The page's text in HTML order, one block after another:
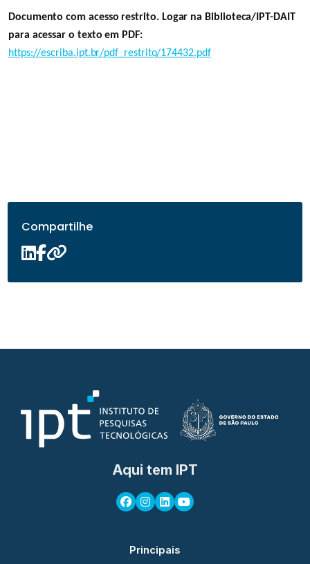
Documento com acesso restrito. Logar na Biblioteca/IPT-DAIT
para acessar o texto em PDF:
https://escriba.ipt.br/pdf_restrito/174432.pdf
Compartilhe
Aqui tem IPT
Principais